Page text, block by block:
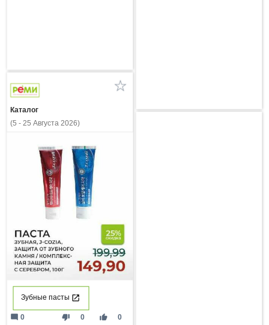
Каталог
(5 - 25 Августа 2026)
Зубные пасты
thumb_down 0 thumb_up 0
mode_comment 0